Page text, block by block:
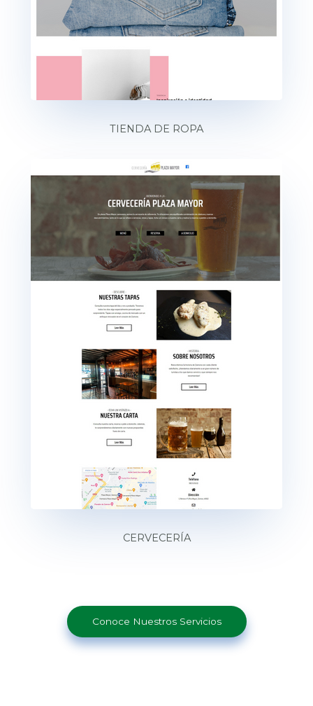
TIENDA DE ROPA
CERVECERÍA
Conoce Nuestros Servicios